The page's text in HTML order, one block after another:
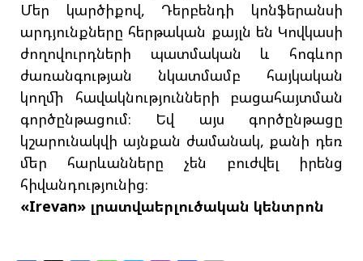
Մեր կարծիքով, Դերբենդի կոնֆերանսի
արդյունքները հերթական քայլն են Կովկասի
ժողովուրդների պատմական և հոգևոր
ժառանգության նկատմամբ հայկական
կողմի հավակնությունների բացահայտման
գործընթացում։ Եվ այս գործընթացը
կշարունակվի այնքան ժամանակ, քանի դեռ
մեր հարևանները չեն բուժվել իրենց
հիվանդությունից։
«Irevan» լրատվաերլուծական կենտրոն